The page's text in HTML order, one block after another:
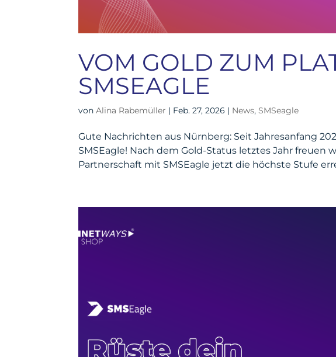
VOM GOLD ZUM
SMSEAGLE
vonAlina Rabemüller | Feb. 27, 2026 | News,SMSeagle
Gute Nachrichten aus Nürnberg: Seit Jahresanfang
SMSEagle! Nach dem Gold-Status letztes Jahr freuen
Partnerschaft mit SMSEagle jetzt die höchste Stufe